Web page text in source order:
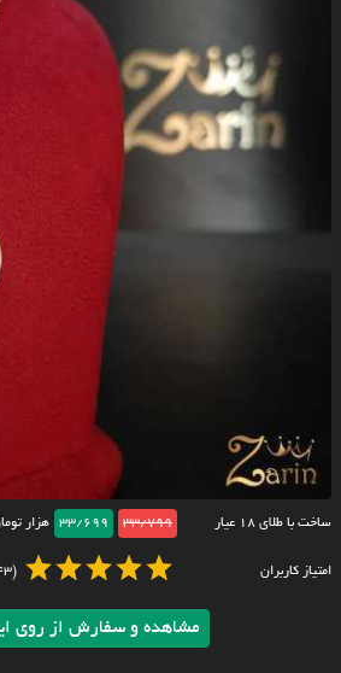
ساخت با طلای ۱۸ عیار 33/799
33/699 هزار
امتیاز کاربران (843)
مشاهده و سفارش از روی